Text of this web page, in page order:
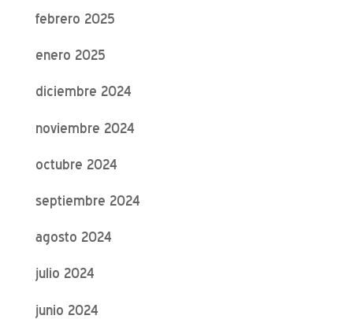
febrero 2025
enero 2025
diciembre 2024
noviembre 2024
octubre 2024
septiembre 2024
agosto 2024
julio 2024
junio 2024